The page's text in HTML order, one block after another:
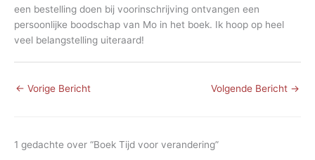
een bestelling doen bij voorinschrijving ontvangen een
persoonlijke boodschap van Mo in het boek. Ik hoop op heel
veel belangstelling uiteraard!
← Vorige Bericht Volgende Bericht →
1 gedachte over “Boek Tijd voor verandering”